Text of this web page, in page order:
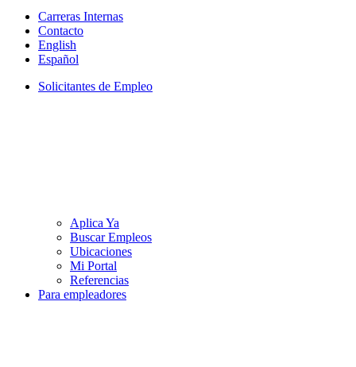
Carreras Internas
Contacto
English
Español
Solicitantes de Empleo
Aplica Ya
Buscar Empleos
Ubicaciones
Mi Portal
Referencias
Para empleadores